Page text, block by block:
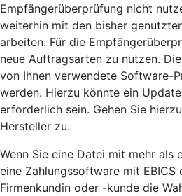
Empfängerüberprüfung nicht
weiterhin mit den bisher
arbeiten. Für die
neue Auftragsarten zu nutzen.
von Ihnen verwendete Software-
werden. Hierzu könnte ein
erforderlich sein. Gehen Sie
Hersteller zu.
Wenn Sie eine Datei mit mehr als
eine Zahlungssoftware mit EBICS
Firmenkundin oder -kunde die